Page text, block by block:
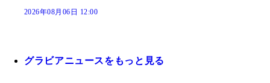
2026年08月06日 12:00
グラビアニュースをもっと見る